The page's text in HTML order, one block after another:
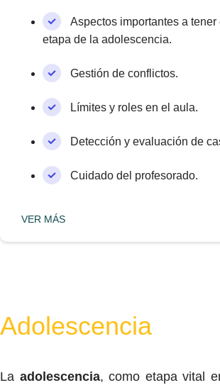
Aspectos importantes a tener
etapa de la adolescencia.
Gestión de conflictos.
Límites y roles en el aula.
Detección y evaluación de
Cuidado del profesorado.
VER MÁS
Adolescencia
La adolescencia, como etapa vital